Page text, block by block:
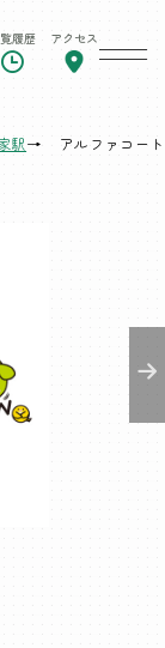
履歴 アクセス
駅 アルファコー